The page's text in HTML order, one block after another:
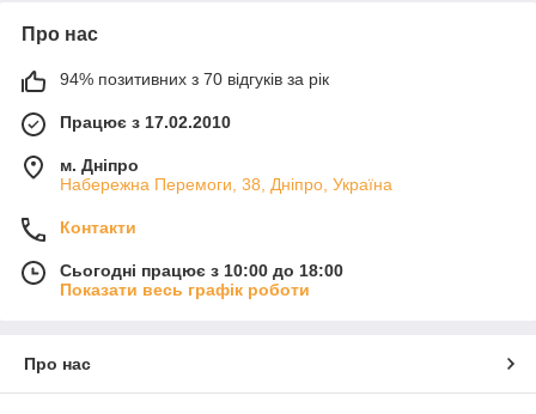
Про нас
94% позитивних з 70 відгуків за рік
Працює з 17.02.2010
м. Дніпро
Набережна Перемоги, 38, Дніпро, Україна
Контакти
Сьогодні працює з 10:00 до 18:00
Показати весь графік роботи
Про нас